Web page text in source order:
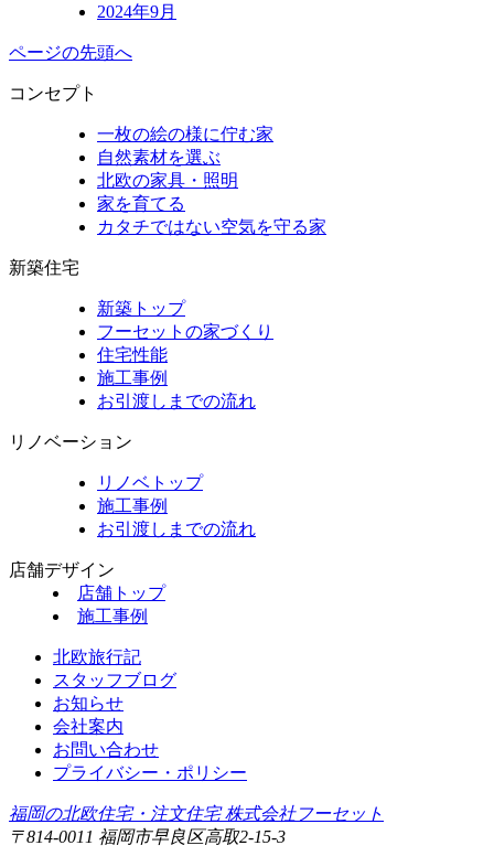
2024年9月
ページの先頭へ
コンセプト
一枚の絵の様に佇む家
自然素材を選ぶ
北欧の家具・照明
家を育てる
カタチではない空気を守る家
新築住宅
新築トップ
フーセットの家づくり
住宅性能
施工事例
お引渡しまでの流れ
リノベーション
リノベトップ
施工事例
お引渡しまでの流れ
店舗デザイン
店舗トップ
施工事例
北欧旅行記
スタッフブログ
お知らせ
会社案内
お問い合わせ
プライバシー・ポリシー
福岡の北欧住宅・注文住宅 株式会社フーセット
〒814-0011 福岡市早良区高取2-15-3